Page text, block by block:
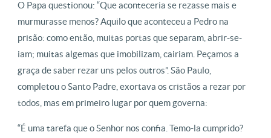
O Papa questionou: “Que aconteceria se rezasse mais e
murmurasse menos? Aquilo que aconteceu a Pedro na
prisão: como então, muitas portas que separam, abrir-se-
iam; muitas algemas que imobilizam, cairiam. Peçamos a
graça de saber rezar uns pelos outros”. São Paulo,
completou o Santo Padre, exortava os cristãos a rezar por
todos, mas em primeiro lugar por quem governa:
“É uma tarefa que o Senhor nos confia. Temo-la cumprido?